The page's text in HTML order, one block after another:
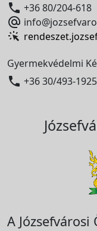
 +36 80/204-618

Gyermekvédelmi
 +36 30/493-1925
A